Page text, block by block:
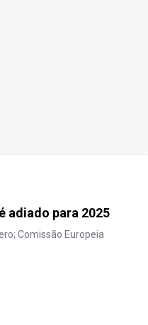
adiado para 2025
Comissão Europeia